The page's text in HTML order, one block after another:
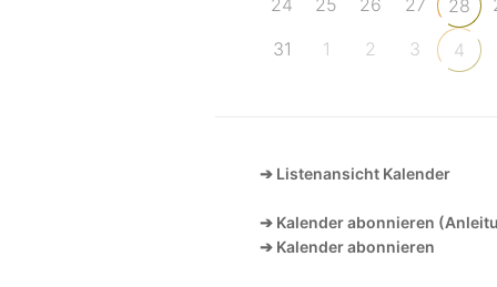
24
25 26 27 28
31
1 2 3 4
➔ Listenansicht Kalender
➔ Kalender abonnieren
➔ Kalender abonnieren